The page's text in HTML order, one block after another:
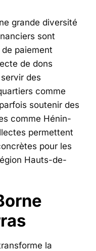
grande diversité
sont
paiement
de dons
des
comme
soutenir des
comme Hénin-
permettent
pour les
Hauts-de-
la